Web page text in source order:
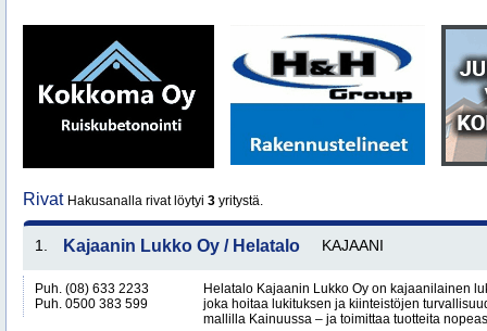
Rivat Hakusanalla rivat löytyi 3 yritystä.
1. Kajaanin Lukko Oy / Helatalo KAJAANI
Puh. (08) 633 2233
Puh. 0500 383 599
Helatalo Kajaanin Lukko Oy on kajaanilainen
joka hoitaa lukituksen ja kiinteistöjen
mallilla Kainuussa – ja toimittaa tuotteita